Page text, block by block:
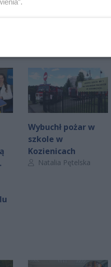
Wybuchł pożar w
szkole w
Kozienicach
Autor artykułu:
Natalia Pętelska